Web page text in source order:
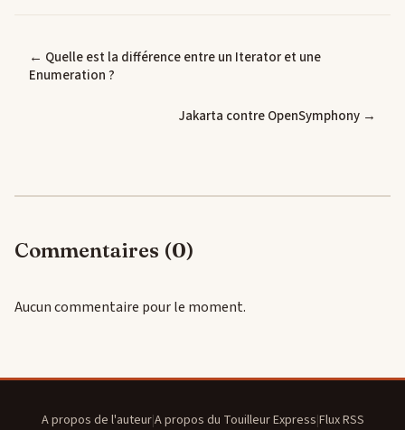
← Quelle est la différence entre un Iterator et une
Enumeration ?
Jakarta contre OpenSymphony →
Commentaires (0)
Aucun commentaire pour le moment.
A propos de l'auteur|A propos du Touilleur Express|Flux RSS